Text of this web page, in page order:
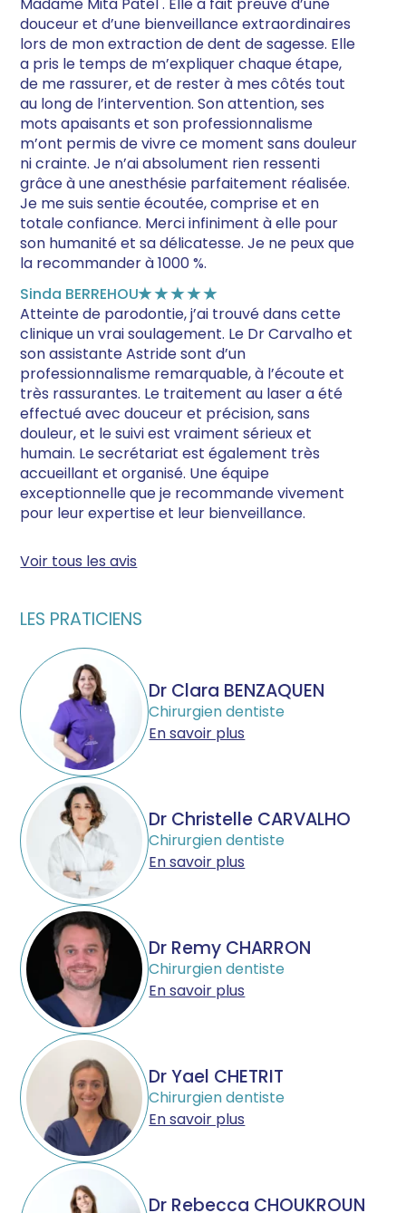
douceur et d’une bienveillance extraordinaires
lors de mon extraction de dent de sagesse. Elle
a pris le temps de m’expliquer chaque étape,
de me rassurer, et de rester à mes côtés tout
au long de l’intervention. Son attention, ses
mots apaisants et son professionnalisme
m’ont permis de vivre ce moment sans douleur
ni crainte. Je n’ai absolument rien ressenti
grâce à une anesthésie parfaitement réalisée.
Je me suis sentie écoutée, comprise et en
totale confiance. Merci infiniment à elle pour
son humanité et sa délicatesse. Je ne peux que
la recommander à 1000 %.
Sinda BERREHOU★★★★★
Atteinte de parodontie, j’ai trouvé dans cette
clinique un vrai soulagement. Le Dr Carvalho et
son assistante Astride sont d’un
professionnalisme remarquable, à l’écoute et
très rassurantes. Le traitement au laser a été
effectué avec douceur et précision, sans
douleur, et le suivi est vraiment sérieux et
humain. Le secrétariat est également très
accueillant et organisé. Une équipe
exceptionnelle que je recommande vivement
pour leur expertise et leur bienveillance.
Voir tous les avis
LES PRATICIENS
Dr Clara BENZAQUEN
Chirurgien dentiste
En savoir plus
Dr Christelle CARVALHO
Chirurgien dentiste
En savoir plus
Dr Remy CHARRON
Chirurgien dentiste
En savoir plus
Dr Yael CHETRIT
Chirurgien dentiste
En savoir plus
Dr Rebecca CHOUKROUN